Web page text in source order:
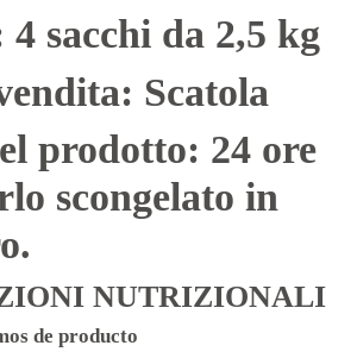
sacchi da 2,5 kg
Scatola
prodotto: 24 ore
scongelato in
NUTRIZIONALI
de producto